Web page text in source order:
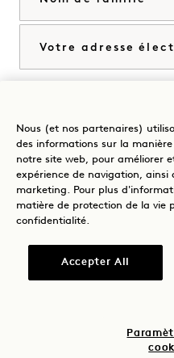
Visitez
1
Hotels
Visitez
1
Hotels
1
Guidez
Conditions
Conditions générales
Nous (et nos partenaires)
des informations sur la
notre site web, pour améliorer
expérience de navigation,
marketing. Pour plus
matière de protection de la vie
confidentialité.
Accepter All